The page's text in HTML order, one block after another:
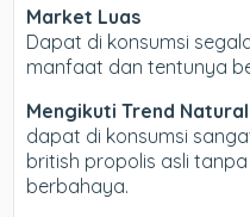
Market Luas
Dapat di konsumsi
manfaat dan tentunya
Mengikuti Trend Natural
dapat di konsumsi
british propolis asli
berbahaya.